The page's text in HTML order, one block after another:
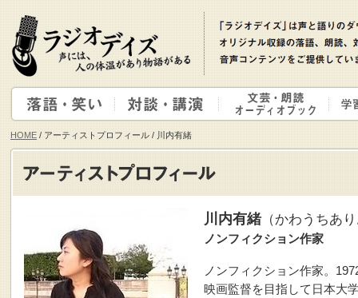
HOME / アーティストプロフィール / 川内有緒
川内有緒（かわうちあ
ノンフィクション作家
ノンフィクション作家。
映画監督を目指して日本大